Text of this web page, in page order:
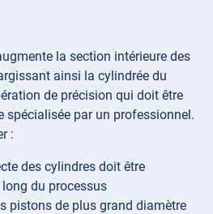
la section intérieure des
ainsi la cylindrée du
de précision qui doit être
spécialisée par un professionnel.
:
des cylindres doit être
du processus
pistons de plus grand diamètre